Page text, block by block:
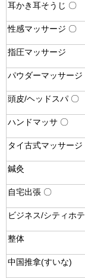
耳かき耳そうじ 〇
性感マッサージ 〇
指圧マッサージ
パウダーマッサージ
頭皮/ヘッドスパ 〇
ハンドマッサ 〇
タイ古式マッサージ
鍼灸
自宅出張 〇
ビジネス/シティホ
整体
中国推拿(すいな)